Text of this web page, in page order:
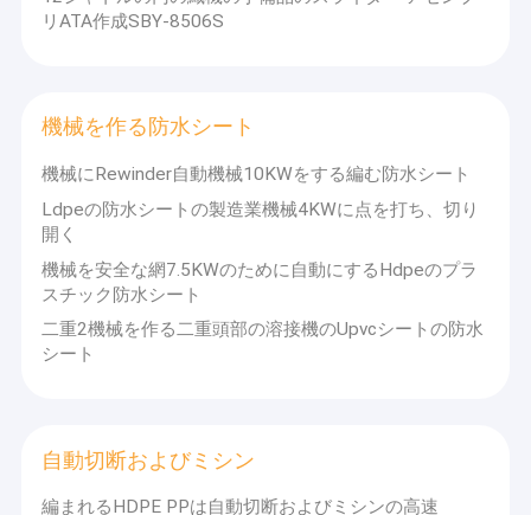
私達について
私達に連絡しなさい
ニュース
場合
引用を要求しなさい
単繊維の放出ライン
リATA作成SBY-8506S
機械を作る防水シート
機械にRewinder自動機械10KWをする編む防水シート
Ldpeの防水シートの製造業機械4KWに点を打ち、切り
開く
機械を安全な網7.5KWのために自動にするHdpeのプラ
スチック防水シート
二重2機械を作る二重頭部の溶接機のUpvcシートの防水
シート
自動切断およびミシン
編まれるHDPE PPは自動切断およびミシンの高速
設置して,顧客賞賛率は100%に達しました.市場での70%以上.
設備が備わっており,生産のあらゆる段階において優れた品質管理
とを楽しみにしています.
品質保証とサービスコミットメント
1品質保証
当社は製品品質の保証の基礎として3つの条件をとることができ
る. 人材品質,設計・製造・プロセスレベル,厳格な品質保証システ
同社は,スタッフの質向上に大きな重点を置いています.同社は,高
レベルのプラスチック機械設計エリートと経営人材を持っていま
会社は従業員の質,特に技術の更新と製造技術の改善に大きな重要